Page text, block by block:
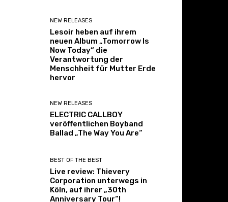
NEW RELEASES
Lesoir heben auf ihrem
neuen Album „Tomorrow Is
Now Today“ die
Verantwortung der
Menschheit für Mutter Erde
hervor
NEW RELEASES
ELECTRIC CALLBOY
veröffentlichen Boyband
Ballad „The Way You Are“
BEST OF THE BEST
Live review: Thievery
Corporation unterwegs in
Köln, auf ihrer „30th
Anniversary Tour“!